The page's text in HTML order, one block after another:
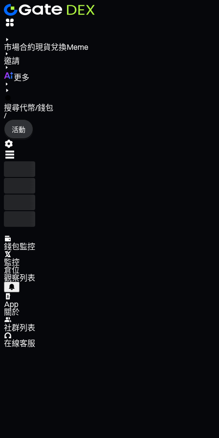
市場合約現貨兌換Meme
邀請
更多
搜尋代幣/錢包
/
活動
錢包監控
監控
倉位
觀察列表
App
關於
社群列表
在線客服